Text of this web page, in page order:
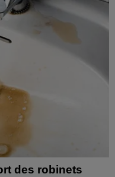
des robinets